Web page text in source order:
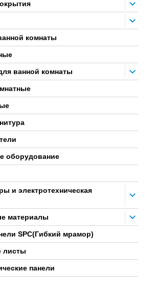
комнаты
ванной комнаты
оборудование
и электротехническая
материалы
SPC(Гибкий мрамор)
листы
панели